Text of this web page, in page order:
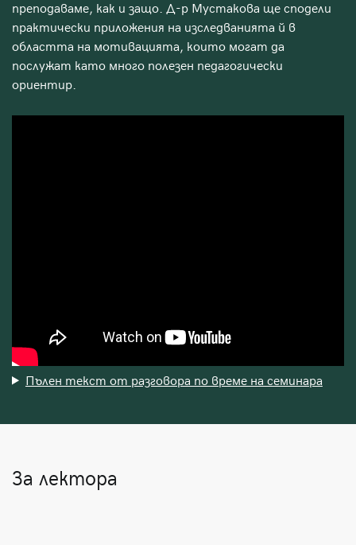
преподаваме, как и защо. Д-р Мустакова ще сподели
практически приложения на изследванията й в
областта на мотивацията, които могат да
послужат като много полезен педагогически
ориентир.
Пълен текст от разговора по време на семинара
За лектора